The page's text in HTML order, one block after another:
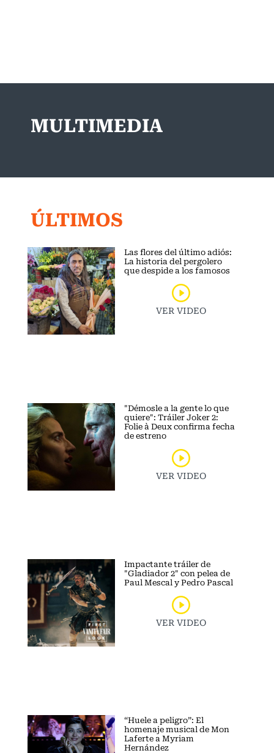
MULTIMEDIA
ÚLTIMOS
Las flores del último adiós:
La historia del pergolero
que despide a los famosos
VER VIDEO
"Démosle a la gente lo que
quiere": Tráiler Joker 2:
Folie à Deux confirma fecha
de estreno
VER VIDEO
Impactante tráiler de
"Gladiador 2" con pelea de
Paul Mescal y Pedro Pascal
VER VIDEO
“Huele a peligro”: El
homenaje musical de Mon
Laferte a Myriam
Hernández